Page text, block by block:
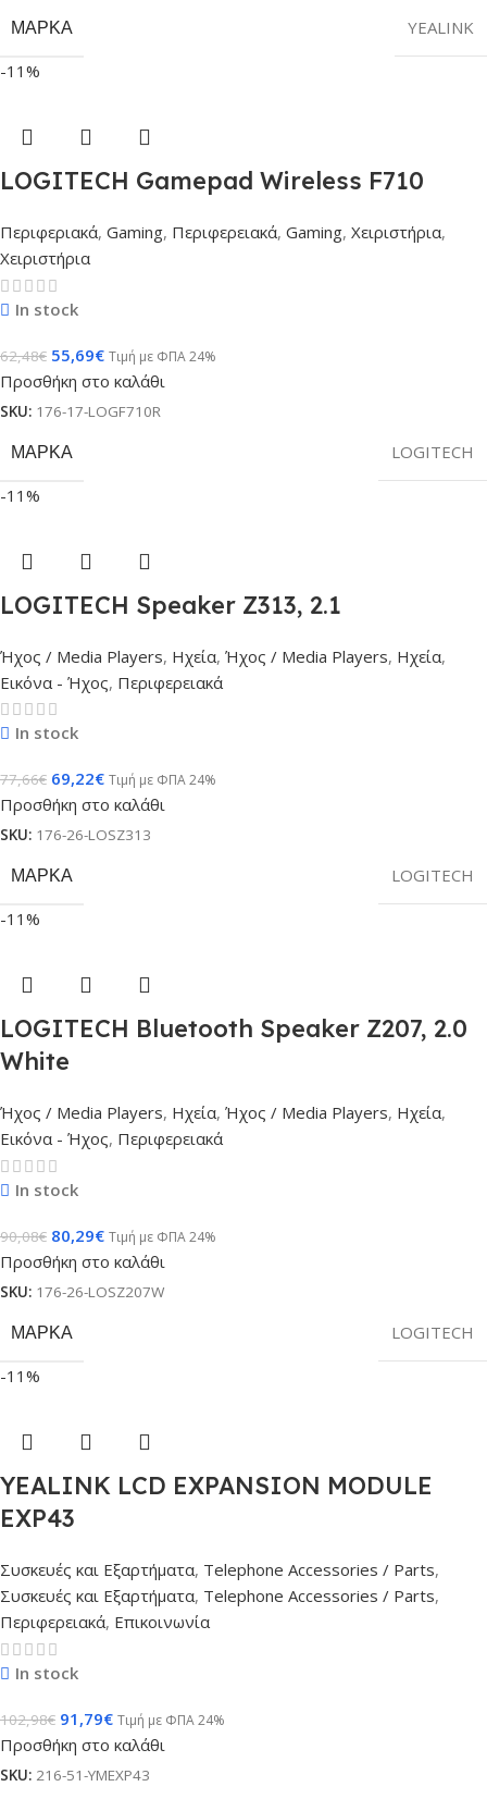
ΜΆΡΚΑ
YEALINK
-11%
LOGITECH Gamepad Wireless F710
Περιφεριακά, Gaming, Περιφερειακά, Gaming, Χειριστήρια,
Χειριστήρια
In stock
62,48€ 55,69€ Τιμή με ΦΠΑ 24%
Προσθήκη στο καλάθι
SKU: 176-17-LOGF710R
ΜΆΡΚΑ
LOGITECH
-11%
LOGITECH Speaker Z313, 2.1
Ήχος / Media Players, Ηχεία, Ήχος / Media Players, Ηχεία,
Εικόνα - Ήχος, Περιφερειακά
In stock
77,66€ 69,22€ Τιμή με ΦΠΑ 24%
Προσθήκη στο καλάθι
SKU: 176-26-LOSZ313
ΜΆΡΚΑ
LOGITECH
-11%
LOGITECH Bluetooth Speaker Z207, 2.0
White
Ήχος / Media Players, Ηχεία, Ήχος / Media Players, Ηχεία,
Εικόνα - Ήχος, Περιφερειακά
In stock
90,08€ 80,29€ Τιμή με ΦΠΑ 24%
Προσθήκη στο καλάθι
SKU: 176-26-LOSZ207W
ΜΆΡΚΑ
LOGITECH
-11%
YEALINK LCD EXPANSION MODULE
EXP43
Συσκευές και Εξαρτήματα, Telephone Accessories / Parts,
Συσκευές και Εξαρτήματα, Telephone Accessories / Parts,
Περιφερειακά, Επικοινωνία
In stock
102,98€ 91,79€ Τιμή με ΦΠΑ 24%
Προσθήκη στο καλάθι
SKU: 216-51-YMEXP43